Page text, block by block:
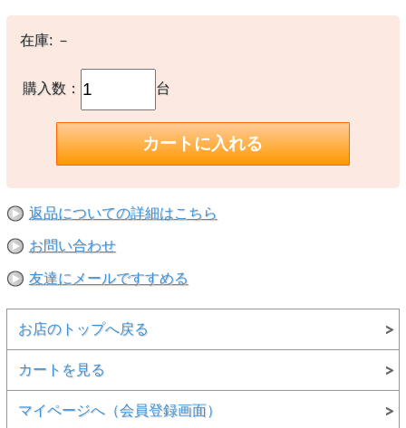
在庫: －
購入数： 台
返品についての詳細はこちら
お問い合わせ
友達にメールですすめる
お店のトップへ戻る
カートを見る
マイページへ（会員登録画面）